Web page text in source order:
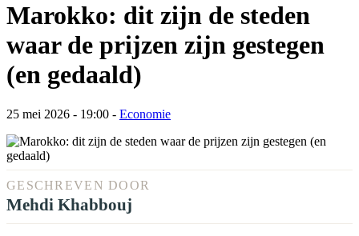
Marokko: dit zijn de steden
waar de prijzen zijn gestegen
(en gedaald)
25 mei 2026 - 19:00 - Economie
GESCHREVEN DOOR
Mehdi Khabbouj